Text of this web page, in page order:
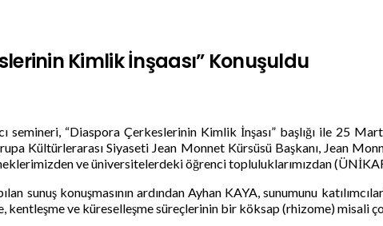
Kimlik İnşaası” Konuşuldu
semineri, “Diaspora Çerkeslerinin Kimlik İnşası” başlığı ile 25
Kültürlerarası Siyaseti Jean Monnet Kürsüsü Başkanı, Jean
ve üniversitelerdeki öğrenci topluluklarımızdan
sunuş konuşmasının ardından Ayhan KAYA, sunumunu
kentleşme ve küreselleşme süreçlerinin bir köksap (rhizome)